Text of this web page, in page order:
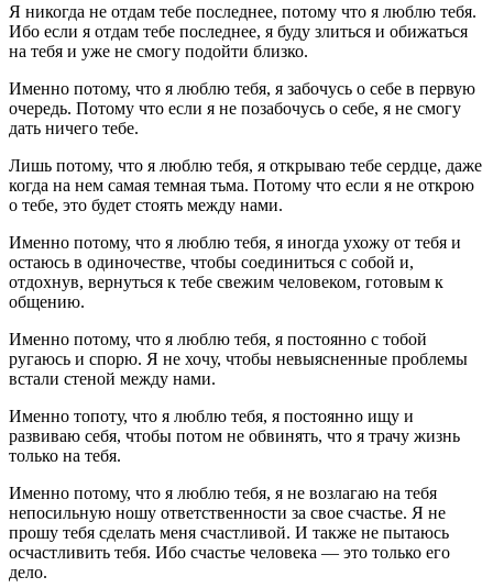
Я никогда не отдам тебе последнее, потому что я люблю тебя.
Ибо если я отдам тебе последнее, я буду злиться и обижаться
на тебя и уже не смогу подойти близко.
Именно потому, что я люблю тебя, я забочусь о себе в первую
очередь. Потому что если я не позабочусь о себе, я не смогу
дать ничего тебе.
Лишь потому, что я люблю тебя, я открываю тебе сердце, даже
когда на нем самая темная тьма. Потому что если я не открою
о тебе, это будет стоять между нами.
Именно потому, что я люблю тебя, я иногда ухожу от тебя и
остаюсь в одиночестве, чтобы соединиться с собой и,
отдохнув, вернуться к тебе свежим человеком, готовым к
общению.
Именно потому, что я люблю тебя, я постоянно с тобой
ругаюсь и спорю. Я не хочу, чтобы невыясненные проблемы
встали стеной между нами.
Именно топоту, что я люблю тебя, я постоянно ищу и
развиваю себя, чтобы потом не обвинять, что я трачу жизнь
только на тебя.
Именно потому, что я люблю тебя, я не возлагаю на тебя
непосильную ношу ответственности за свое счастье. Я не
прошу тебя сделать меня счастливой. И также не пытаюсь
осчастливить тебя. Ибо счастье человека — это только его
дело.